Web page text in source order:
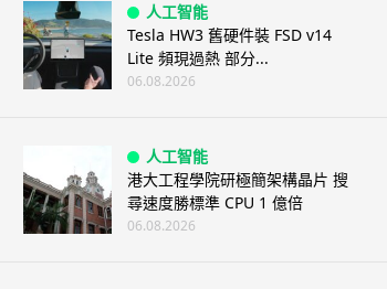
人工智能
Tesla HW3 舊硬件裝 FSD v14
Lite 頻現過熱 部分...
06.08.2026
人工智能
港大工程學院研極簡架構晶片 搜
尋速度勝標準 CPU 1 億倍
06.08.2026